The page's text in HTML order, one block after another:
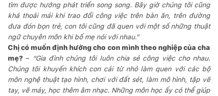
tìm được hướng phát triển song song. Bây giờ chúng tôi cũng
khá thoải mái khi trao đổi công việc trên bàn ăn, trên đường
đưa đón bọn trẻ, con tôi cũng đã quen với một số những thuật
ngữ chuyên môn khi bố mẹ nói với nhau.”
Chị có muốn định hướng cho con mình theo nghiệp của cha
mẹ? – “Gia đình chúng tôi luôn chia sẻ công việc cho nhau.
Chúng tôi khuyến khích con cái từ nhỏ làm quen với các bộ
môn nghệ thuật tạo hình, chơi với đất sét, làm mô hình, tập vẽ
tay, vẽ máy, học thêm âm nhạc. Những môn học ấy có thể giúp